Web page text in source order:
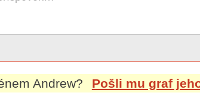
Andrew? Pošli mu graf